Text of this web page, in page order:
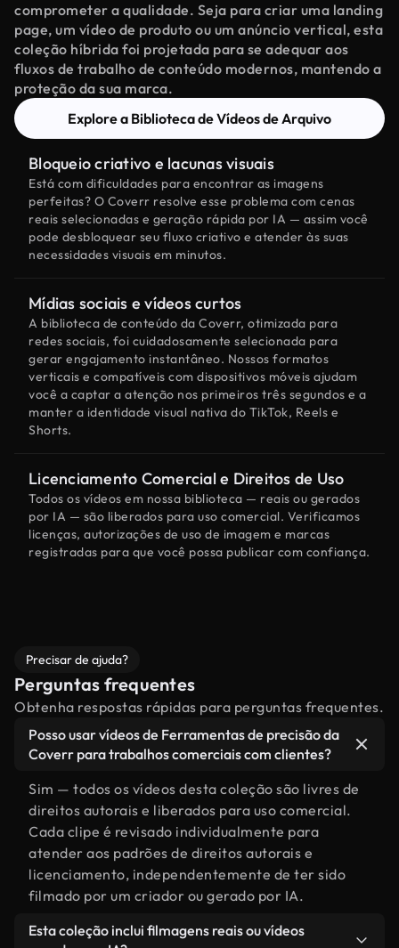
comprometer a qualidade. Seja para criar uma landing
page, um vídeo de produto ou um anúncio vertical, esta
coleção híbrida foi projetada para se adequar aos
fluxos de trabalho de conteúdo modernos, mantendo a
proteção da sua marca.
Explore a Biblioteca de Vídeos de Arquivo
Bloqueio criativo e lacunas visuais
Está com dificuldades para encontrar as imagens
perfeitas? O Coverr resolve esse problema com cenas
reais selecionadas e geração rápida por IA — assim você
pode desbloquear seu fluxo criativo e atender às suas
necessidades visuais em minutos.
Mídias sociais e vídeos curtos
A biblioteca de conteúdo da Coverr, otimizada para
redes sociais, foi cuidadosamente selecionada para
gerar engajamento instantâneo. Nossos formatos
verticais e compatíveis com dispositivos móveis ajudam
você a captar a atenção nos primeiros três segundos e a
manter a identidade visual nativa do TikTok, Reels e
Shorts.
Licenciamento Comercial e Direitos de Uso
Todos os vídeos em nossa biblioteca — reais ou gerados
por IA — são liberados para uso comercial. Verificamos
licenças, autorizações de uso de imagem e marcas
registradas para que você possa publicar com confiança.
Precisar de ajuda?
Perguntas frequentes
Obtenha respostas rápidas para perguntas frequentes.
Posso usar vídeos de Ferramentas de precisão da
Coverr para trabalhos comerciais com clientes?
Sim — todos os vídeos desta coleção são livres de
direitos autorais e liberados para uso comercial.
Cada clipe é revisado individualmente para
atender aos padrões de direitos autorais e
licenciamento, independentemente de ter sido
filmado por um criador ou gerado por IA.
Esta coleção inclui filmagens reais ou vídeos